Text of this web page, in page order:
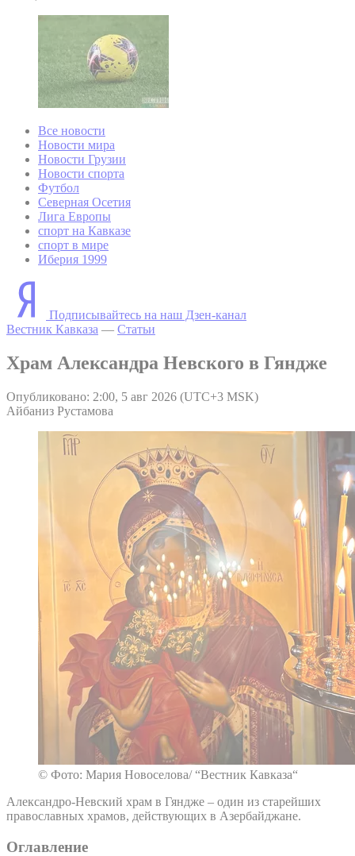
Все новости
Новости мира
Новости Грузии
Новости спорта
Футбол
Северная Осетия
Лига Европы
спорт на Кавказе
спорт в мире
Иберия 1999
Подписывайтесь на наш Дзен-канал
Вестник Кавказа — Статьи
Храм Александра Невского в Гяндже
Опубликовано: 2:00, 5 авг 2026 (UTC+3 MSK)
Айбаниз Рустамова
© Фото: Мария Новоселова/ “Вестник Кавказа“
Александро-Невский храм в Гяндже – один из старейших
православных храмов, действующих в Азербайджане.
Оглавление